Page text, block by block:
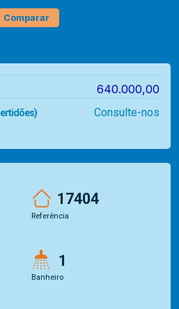
Comparar
640.000,00
Consulte-nos
17404
Referência
1
Banheiro